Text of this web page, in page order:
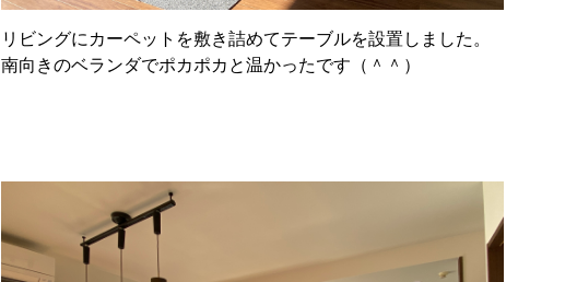
リビングにカーペットを敷き詰めてテーブルを設置しました。
南向きのベランダでポカポカと温かったです（＾＾）